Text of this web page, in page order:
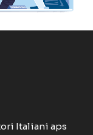
Italiani aps